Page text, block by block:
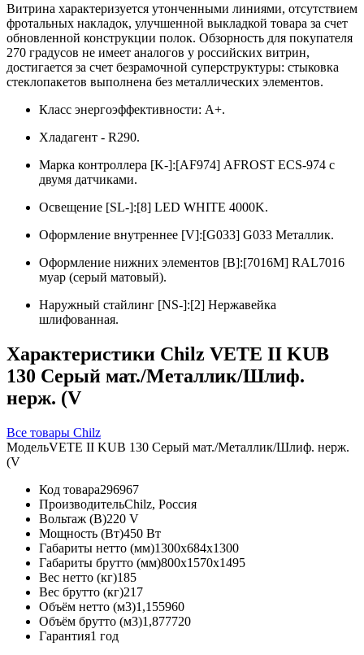
Витрина характеризуется утонченными линиями, отсутствием
фротальных накладок, улучшенной выкладкой товара за счет
обновленной конструкции полок. Обзорность для покупателя
270 градусов не имеет аналогов у российских витрин,
достигается за счет безрамочной суперструктуры: стыковка
стеклопакетов выполнена без металлических элементов.
Класс энергоэффективности: A+.
Хладагент - R290.
Марка контроллера [K-]:[AF974] AFROST ECS-974 с
двумя датчиками.
Освещение [SL-]:[8] LED WHITE 4000K.
Оформление внутреннее [V]:[G033] G033 Металлик.
Оформление нижних элементов [B]:[7016M] RAL7016
муар (серый матовый).
Наружный стайлинг [NS-]:[2] Нержавейка
шлифованная.
Характеристики Chilz VETE II KUB
130 Серый мат./Металлик/Шлиф.
нерж. (V
Все товары Chilz
МодельVETE II KUB 130 Серый мат./Металлик/Шлиф. нерж.
(V
Код товара296967
ПроизводительChilz, Россия
Вольтаж (В)220 V
Мощность (Вт)450 Вт
Габариты нетто (мм)1300x684x1300
Габариты брутто (мм)800x1570x1495
Вес нетто (кг)185
Вес брутто (кг)217
Объём нетто (м3)1,155960
Объём брутто (м3)1,877720
Гарантия1 год